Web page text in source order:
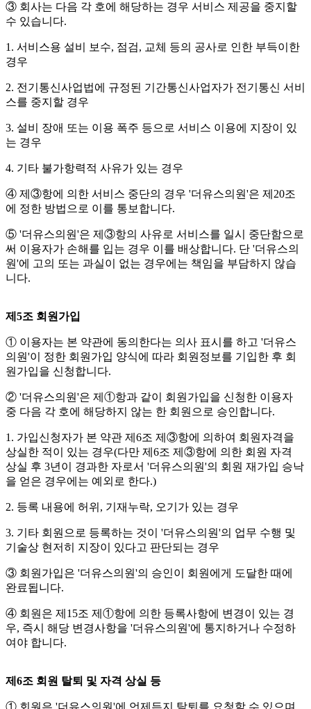
③ 회사는 다음 각 호에 해당하는 경우 서비스 제공을 중지할
수 있습니다.
1. 서비스용 설비 보수, 점검, 교체 등의 공사로 인한 부득이한
경우
2. 전기통신사업법에 규정된 기간통신사업자가 전기통신 서비
스를 중지할 경우
3. 설비 장애 또는 이용 폭주 등으로 서비스 이용에 지장이 있
는 경우
4. 기타 불가항력적 사유가 있는 경우
④ 제③항에 의한 서비스 중단의 경우 '더유스의원'은 제20조
에 정한 방법으로 이를 통보합니다.
⑤ '더유스의원'은 제③항의 사유로 서비스를 일시 중단함으로
써 이용자가 손해를 입는 경우 이를 배상합니다. 단 '더유스의
원'에 고의 또는 과실이 없는 경우에는 책임을 부담하지 않습
니다.
제5조 회원가입
① 이용자는 본 약관에 동의한다는 의사 표시를 하고 '더유스
의원'이 정한 회원가입 양식에 따라 회원정보를 기입한 후 회
원가입을 신청합니다.
② '더유스의원'은 제①항과 같이 회원가입을 신청한 이용자
중 다음 각 호에 해당하지 않는 한 회원으로 승인합니다.
1. 가입신청자가 본 약관 제6조 제③항에 의하여 회원자격을
상실한 적이 있는 경우(다만 제6조 제③항에 의한 회원 자격
상실 후 3년이 경과한 자로서 '더유스의원'의 회원 재가입 승낙
을 얻은 경우에는 예외로 한다.)
2. 등록 내용에 허위, 기재누락, 오기가 있는 경우
3. 기타 회원으로 등록하는 것이 '더유스의원'의 업무 수행 및
기술상 현저히 지장이 있다고 판단되는 경우
③ 회원가입은 '더유스의원'의 승인이 회원에게 도달한 때에
완료됩니다.
④ 회원은 제15조 제①항에 의한 등록사항에 변경이 있는 경
우, 즉시 해당 변경사항을 '더유스의원'에 통지하거나 수정하
여야 합니다.
제6조 회원 탈퇴 및 자격 상실 등